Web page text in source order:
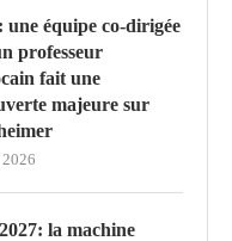
une équipe co-dirigée
professeur
fait une
majeure sur
la machine